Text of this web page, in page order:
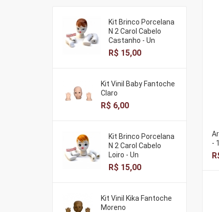
Kit Brinco Porcelana
N 2 Carol Cabelo
Castanho - Un
R$ 15,00
Kit Vinil Baby Fantoche
Claro
R$ 6,00
Kit Brinco Porcelana
N 2 Carol Cabelo
Loiro - Un
R$ 15,00
Kit Vinil Kika Fantoche
Moreno
-